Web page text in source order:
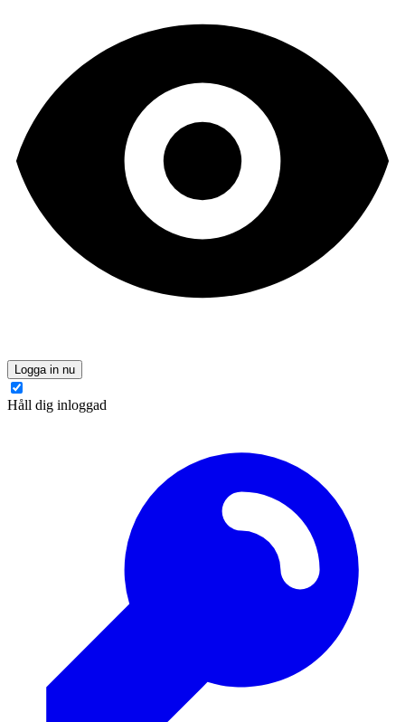
Logga in nu
Håll dig inloggad